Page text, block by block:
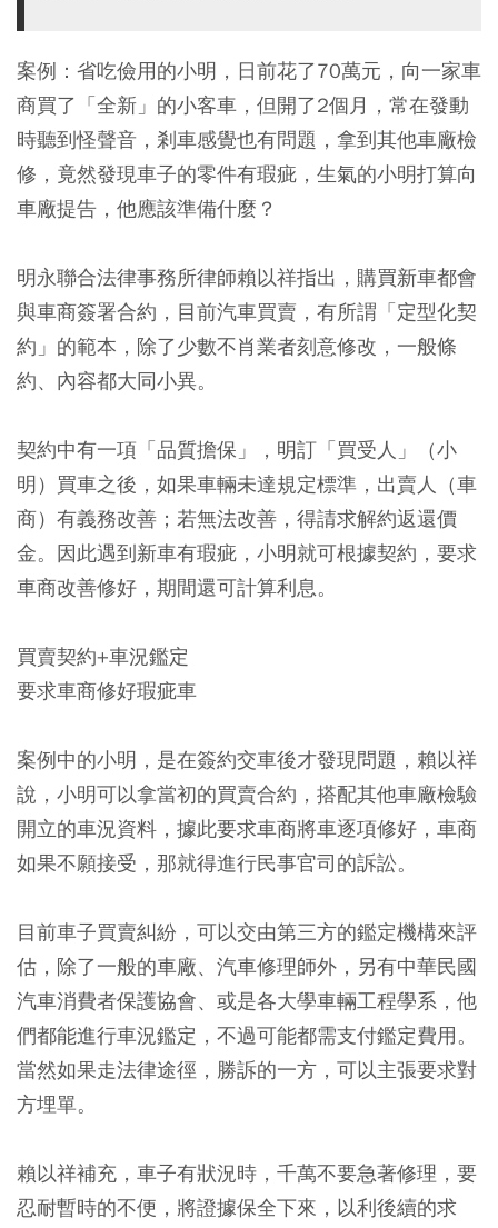
案例：省吃儉用的小明，日前花了70萬元，向一家車
商買了「全新」的小客車，但開了2個月，常在發動
時聽到怪聲音，剎車感覺也有問題，拿到其他車廠檢
修，竟然發現車子的零件有瑕疵，生氣的小明打算向
車廠提告，他應該準備什麼？
明永聯合法律事務所律師賴以祥指出，購買新車都會
與車商簽署合約，目前汽車買賣，有所謂「定型化契
約」的範本，除了少數不肖業者刻意修改，一般條
約、內容都大同小異。
契約中有一項「品質擔保」，明訂「買受人」（小
明）買車之後，如果車輛未達規定標準，出賣人（車
商）有義務改善；若無法改善，得請求解約返還價
金。因此遇到新車有瑕疵，小明就可根據契約，要求
車商改善修好，期間還可計算利息。
買賣契約+車況鑑定
要求車商修好瑕疵車
案例中的小明，是在簽約交車後才發現問題，賴以祥
說，小明可以拿當初的買賣合約，搭配其他車廠檢驗
開立的車況資料，據此要求車商將車逐項修好，車商
如果不願接受，那就得進行民事官司的訴訟。
目前車子買賣糾紛，可以交由第三方的鑑定機構來評
估，除了一般的車廠、汽車修理師外，另有中華民國
汽車消費者保護協會、或是各大學車輛工程學系，他
們都能進行車況鑑定，不過可能都需支付鑑定費用。
當然如果走法律途徑，勝訴的一方，可以主張要求對
方埋單。
賴以祥補充，車子有狀況時，千萬不要急著修理，要
忍耐暫時的不便，將證據保全下來，以利後續的求